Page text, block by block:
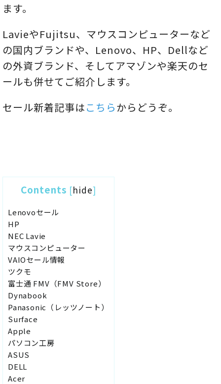
ます。
LavieやFujitsu、マウスコンピューターなど
の国内ブランドや、Lenovo、HP、Dellなど
の外資ブランド、そしてアマゾンや楽天のセ
ールも併せてご紹介します。
セール新着記事はこちらからどうぞ。
Contents [hide]
Lenovoセール
HP
NEC Lavie
マウスコンピューター
VAIOセール情報
ツクモ
富士通 FMV（FMV Store）
Dynabook
Panasonic（レッツノート）
Surface
Apple
パソコン工房
ASUS
DELL
Acer